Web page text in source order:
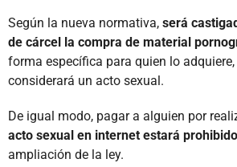
Según la nueva normativa, será
de cárcel la compra de material
forma específica para quien lo
considerará un acto sexual.
De igual modo, pagar a alguien por
acto sexual en internet estará prohibido
ampliación de la ley.